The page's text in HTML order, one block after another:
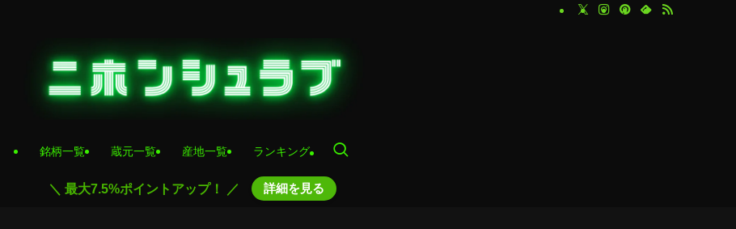
銘柄一覧 蔵元一覧 産地一覧 ランキング
＼ 最大7.5%ポイントアップ！ ／ 詳細を見る